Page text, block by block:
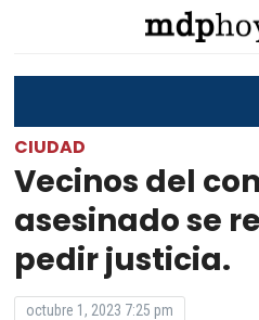
CIUDAD
Vecinos del
asesinado se
pedir justicia.
octubre 1, 2023 7:25 pm